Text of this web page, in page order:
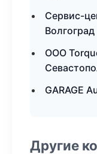
Сервис-
Волгоград
ООО
GARAGE
Другие